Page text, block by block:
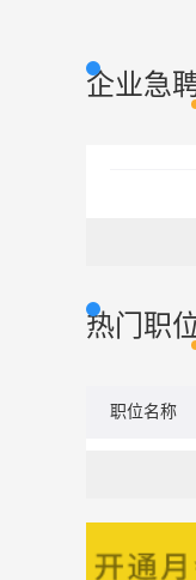
企业急
热门职
职位名称